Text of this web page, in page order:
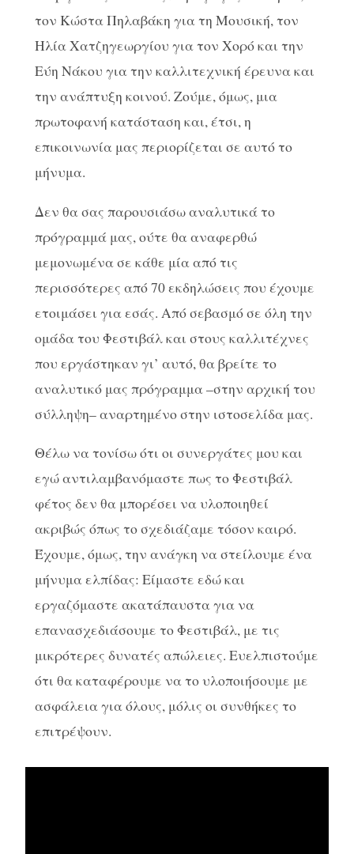
τον Κώστα Πηλαβάκη για τη Μουσική, τον
Ηλία Χατζηγεωργίου για τον Χορό και την
Εύη Νάκου για την καλλιτεχνική έρευνα και
την ανάπτυξη κοινού. Ζούμε, όμως, μια
πρωτοφανή κατάσταση και, έτσι, η
επικοινωνία μας περιορίζεται σε αυτό το
μήνυμα.
Δεν θα σας παρουσιάσω αναλυτικά το
πρόγραμμά μας, ούτε θα αναφερθώ
μεμονωμένα σε κάθε μία από τις
περισσότερες από 70 εκδηλώσεις που έχουμε
ετοιμάσει για εσάς. Από σεβασμό σε όλη την
ομάδα του Φεστιβάλ και στους καλλιτέχνες
που εργάστηκαν γι’ αυτό, θα βρείτε το
αναλυτικό μας πρόγραμμα –στην αρχική του
σύλληψη– αναρτημένο στην ιστοσελίδα μας.
Θέλω να τονίσω ότι οι συνεργάτες μου και
εγώ αντιλαμβανόμαστε πως το Φεστιβάλ
φέτος δεν θα μπορέσει να υλοποιηθεί
ακριβώς όπως το σχεδιάζαμε τόσον καιρό.
Έχουμε, όμως, την ανάγκη να στείλουμε ένα
μήνυμα ελπίδας: Είμαστε εδώ και
εργαζόμαστε ακατάπαυστα για να
επανασχεδιάσουμε το Φεστιβάλ, με τις
μικρότερες δυνατές απώλειες. Ευελπιστούμε
ότι θα καταφέρουμε να το υλοποιήσουμε με
ασφάλεια για όλους, μόλις οι συνθήκες το
επιτρέψουν.